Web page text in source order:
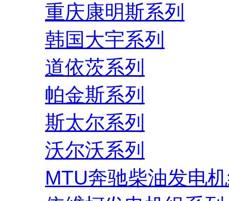
重庆康明斯系列
韩国大宇系列
道依茨系列
帕金斯系列
斯太尔系列
沃尔沃系列
MTU奔驰柴油发电